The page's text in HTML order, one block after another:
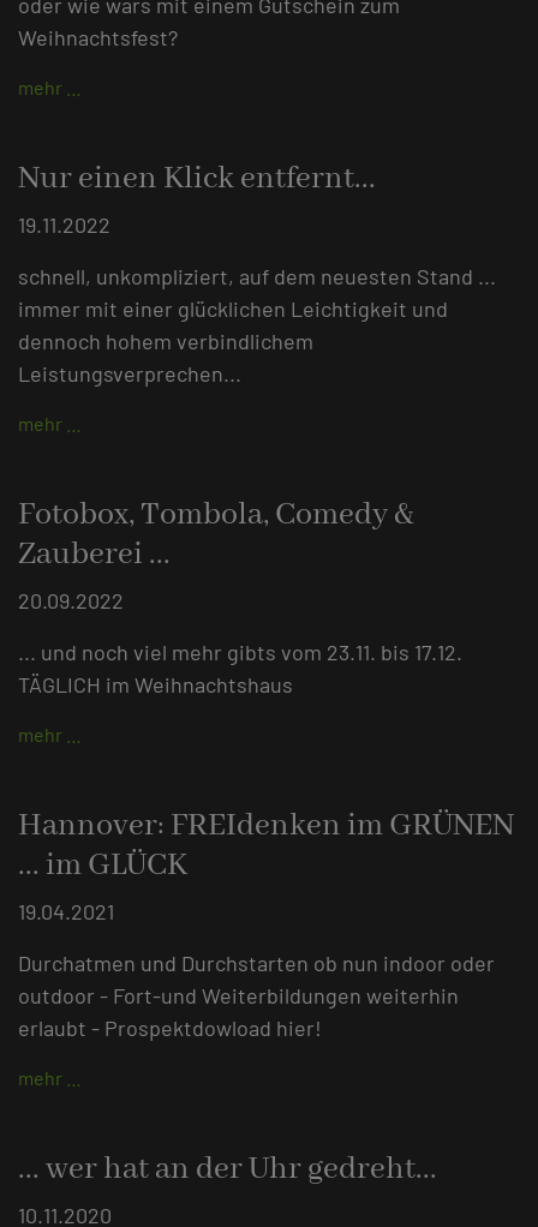
Weihnachtsfest?
mehr …
Nur einen Klick entfernt...
19.11.2022
schnell, unkompliziert, auf dem neuesten Stand ...
immer mit einer glücklichen Leichtigkeit und
dennoch hohem verbindlichem
Leistungsverprechen...
mehr …
Fotobox, Tombola, Comedy &
Zauberei ...
20.09.2022
... und noch viel mehr gibts vom 23.11. bis 17.12.
TÄGLICH im Weihnachtshaus
mehr …
Hannover: FREIdenken im GRÜNEN
... im GLÜCK
19.04.2021
Durchatmen und Durchstarten ob nun indoor oder
outdoor - Fort-und Weiterbildungen weiterhin
erlaubt - Prospektdowload hier!
mehr …
... wer hat an der Uhr gedreht...
10.11.2020